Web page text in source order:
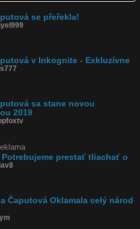
pre nás všetkých
se přeřekla!
v Inkognite - Exkluzívne
sa stane novou
2019
prestať tliachať o
Čaputová Oklamala celý národ